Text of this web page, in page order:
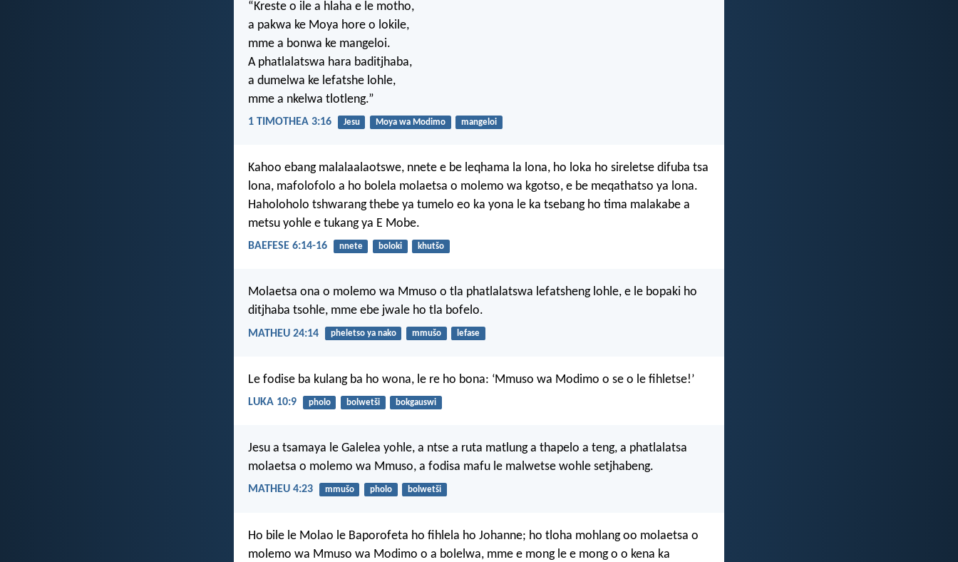
“Kreste o ile a hlaha e le motho,
a pakwa ke Moya hore o lokile,
mme a bonwa ke mangeloi.
A phatlalatswa hara baditjhaba,
a dumelwa ke lefatshe lohle,
mme a nkelwa tlotleng.”
1 TIMOTHEA 3:16 Jesu Moya wa Modimo mangeloi
Kahoo ebang malalaalaotswe, nnete e be leqhama la lona, ho loka ho sireletse difuba tsa
lona, mafolofolo a ho bolela molaetsa o molemo wa kgotso, e be meqathatso ya lona.
Haholoholo tshwarang thebe ya tumelo eo ka yona le ka tsebang ho tima malakabe a
metsu yohle e tukang ya E Mobe.
BAEFESE 6:14-16 nnete boloki khutšo
Molaetsa ona o molemo wa Mmuso o tla phatlalatswa lefatsheng lohle, e le bopaki ho
ditjhaba tsohle, mme ebe jwale ho tla bofelo.
MATHEU 24:14 pheletso ya nako mmušo lefase
Le fodise ba kulang ba ho wona, le re ho bona: ‘Mmuso wa Modimo o se o le fihletse!’
LUKA 10:9 pholo bolwetši bokgauswi
Jesu a tsamaya le Galelea yohle, a ntse a ruta matlung a thapelo a teng, a phatlalatsa
molaetsa o molemo wa Mmuso, a fodisa mafu le malwetse wohle setjhabeng.
MATHEU 4:23 mmušo pholo bolwetši
Ho bile le Molao le Baporofeta ho fihlela ho Johanne; ho tloha mohlang oo molaetsa o
molemo wa Mmuso wa Modimo o a bolelwa, mme e mong le e mong o o kena ka